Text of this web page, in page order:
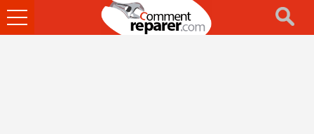
Ouvrir
le